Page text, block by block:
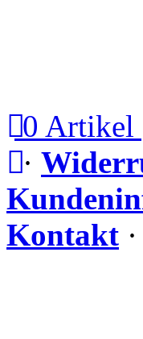
0 Artikel
·
Kontakt ·